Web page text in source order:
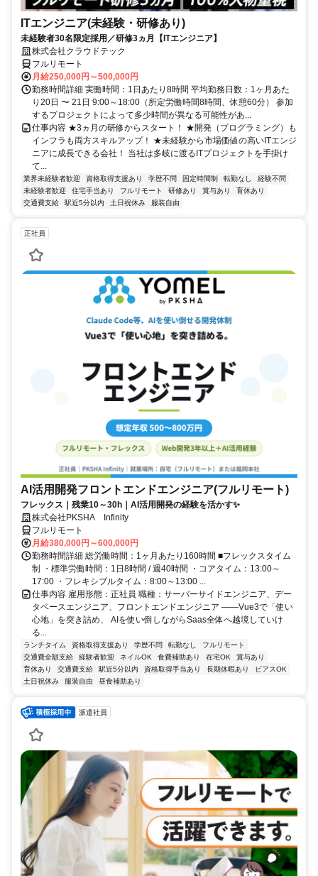
ITエンジニア(未経験・研修あり)
未経験者30名限定採用／研修3ヵ月【ITエンジニア】
株式会社クラウドテック
フルリモート
月給250,000円～500,000円
勤務時間詳細 実働時間：1日あたり8時間 平均勤務日数：1ヶ月あた
り20日 〜 21日 9:00～18:00（所定労働時間8時間、休憩60分） 参加
するプロジェクトによって多少時間が異なる可能性があ...
仕事内容 ★3ヵ月の研修からスタート！ ★開発（プログラミング）も
インフラも両方スキルアップ！ ★未経験から市場価値の高いITエンジ
ニアに成長できる会社！ 当社は多岐に渡るITプロジェクトを手掛け
て...
業界未経験者歓迎 資格取得支援あり 学歴不問 固定時間制 転勤なし
経験不問
未経験者歓迎
住宅手当あり フルリモート 研修あり 賞与あり
育休あり
交通費支給
駅近5分以内 土日祝休み 服装自由
正社員
AI活用開発フロントエンドエンジニア(フルリモート)
フレックス｜残業10～30h｜AI活用開発の経験を活かす✨
株式会社PKSHA Infinity
フルリモート
月給380,000円～600,000円
勤務時間詳細 総労働時間：1ヶ月あたり160時間 ■フレックスタイム
制 ・標準労働時間：1日8時間 / 週40時間 ・コアタイム：13:00～
17:00 ・フレキシブルタイム：8:00～13:00 ...
仕事内容 雇用形態：正社員 職種：サーバーサイドエンジニア、デー
タベースエンジニア、フロントエンドエンジニア ――Vue3で「使い
心地」を突き詰め、 AIを使い倒しながらSaas全体へ越境していけ
る...
ランチタイム 資格取得支援あり 学歴不問 転勤なし
フルリモート
交通費全額支給
経験者歓迎 ネイルOK 食費補助あり 在宅OK
賞与あり
育休あり
交通費支給 駅近5分以内 資格取得手当あり 長期休暇あり
ピアスOK
土日祝休み
服装自由 昼食補助あり
派遣社員